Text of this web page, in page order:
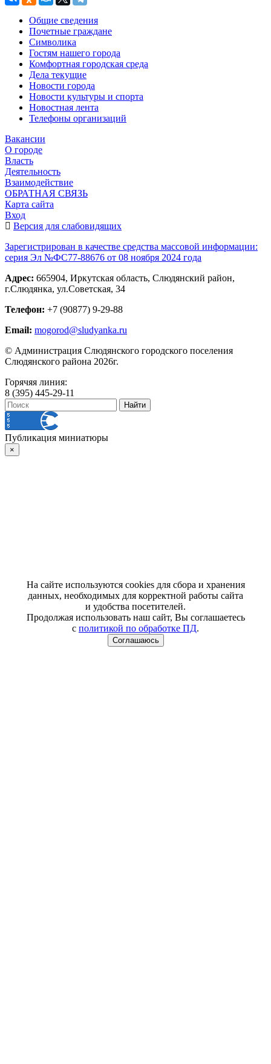
Общие сведения
Почетные граждане
Символика
Гостям нашего города
Комфортная городская среда
Дела текущие
Новости города
Новости культуры и спорта
Новостная лента
Телефоны организаций
Вакансии
О городе
Власть
Деятельность
Взаимодействие
ОБРАТНАЯ СВЯЗЬ
Карта сайта
Вход
Версия для слабовидящих
Зарегистрирован в качестве средства массовой информации:
серия Эл №ФС77-88676 от 08 ноября 2024 года
Адрес: 665904, Иркутская область, Слюдянский район,
г.Слюдянка, ул.Советская, 34
Телефон: +7 (90877) 9-29-88
Email: mogorod@sludyanka.ru
© Администрация Слюдянского городского поселения
Слюдянского района 2026г.
Горячяя линия:
8 (395) 445-29-11
Публикация миниатюры
×
На сайте используются cookies для сбора и хранения
данных, необходимых для корректной работы сайта
и удобства посетителей.
Продолжая использовать наш сайт, Вы соглашаетесь
с политикой по обработке ПД.
Соглашаюсь